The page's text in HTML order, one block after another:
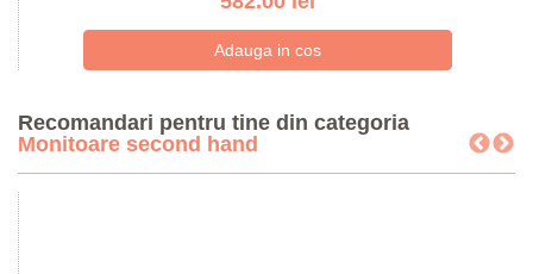
Recomandari pentru tine din categoria
Monitoare second hand